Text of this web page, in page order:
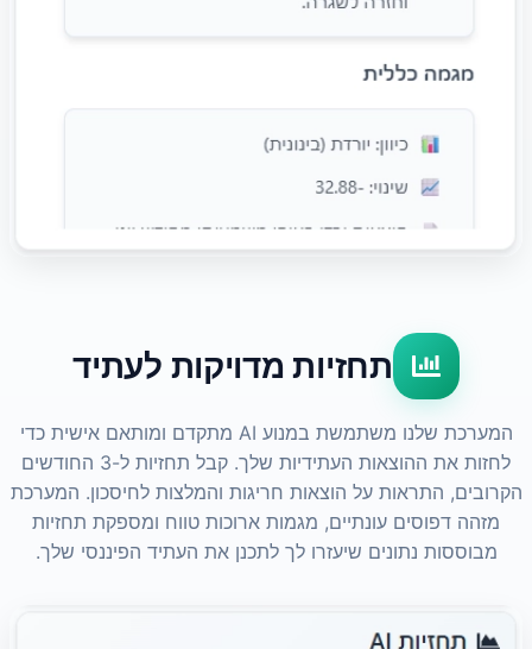
תחזיות מדויקות לעתיד
המערכת שלנו משתמשת במנוע AI מתקדם ומותאם אישית כדי
לחזות את ההוצאות העתידיות שלך. קבל תחזיות ל-3 החודשים
הקרובים, התראות על הוצאות חריגות והמלצות לחיסכון. המערכת
מזהה דפוסים עונתיים, מגמות ארוכות טווח ומספקת תחזיות
מבוססות נתונים שיעזרו לך לתכנן את העתיד הפיננסי שלך.